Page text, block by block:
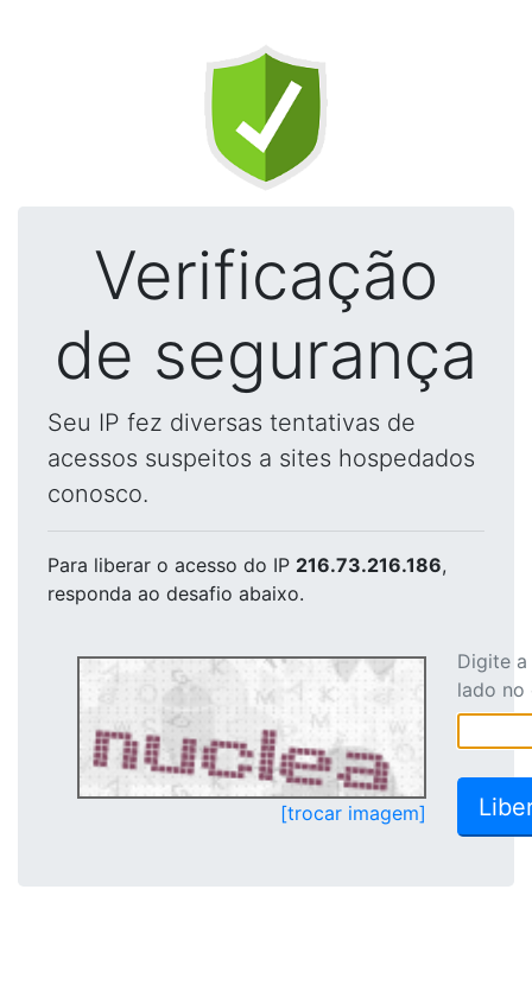
Verificação
de segurança
Seu IP fez diversas tentativas de
acessos suspeitos a sites hospedados
conosco.
Para liberar o acesso do IP 216.73.216.186,
responda ao desafio abaixo.
[trocar imagem]
Digite
lado no